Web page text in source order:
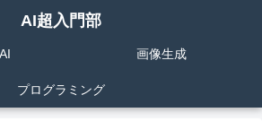
AI超入門部
画像生成
プログラミング